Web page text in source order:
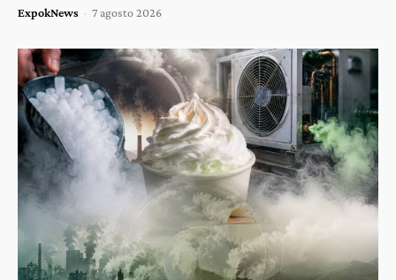
ExpokNews - 7 agosto 2026